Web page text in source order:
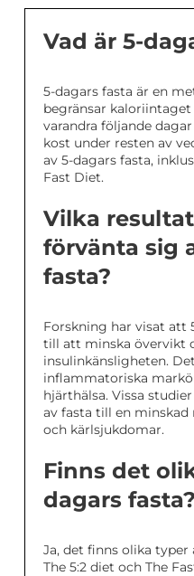
Vad är 5-
5-dagars fasta är en
begränsar
varandra följande
kost under resten av
av 5-dagars fasta,
Fast Diet.
Vilka
förvänta sig
fasta?
Forskning har visat att
till att minska övervikt
insulinkänsligheten.
inflammatoriska
hjärthälsa. Vissa
av fasta till en
och kärlsjukdomar.
Finns det
dagars fasta?
Ja, det finns olika typer
The 5:2 diet och The